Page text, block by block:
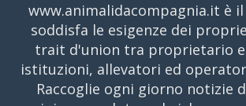
www.animalidacompagnia.it è
soddisfa le esigenze dei
trait d'union tra proprietario
istituzioni, allevatori ed
Raccoglie ogni giorno notizie